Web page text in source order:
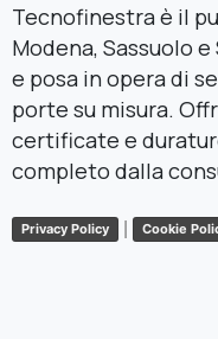
Tecnofinestra è il
Modena, Sassuolo
e posa in opera di
porte su misura.
certificate e
completo dalla
Privacy Policy Cookie